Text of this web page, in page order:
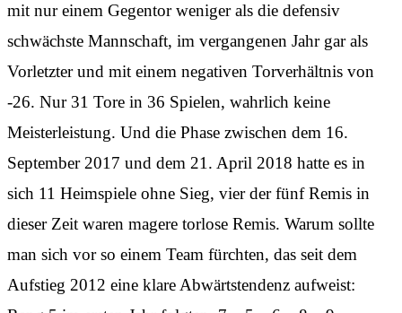
mit nur einem Gegentor weniger als die defensiv
schwächste Mannschaft, im vergangenen Jahr gar als
Vorletzter und mit einem negativen Torverhältnis von
-26. Nur 31 Tore in 36 Spielen, wahrlich keine
Meisterleistung. Und die Phase zwischen dem 16.
September 2017 und dem 21. April 2018 hatte es in
sich 11 Heimspiele ohne Sieg, vier der fünf Remis in
dieser Zeit waren magere torlose Remis. Warum sollte
man sich vor so einem Team fürchten, das seit dem
Aufstieg 2012 eine klare Abwärtstendenz aufweist: